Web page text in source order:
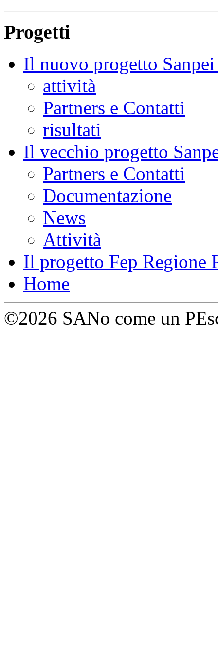
Progetti
Il nuovo progetto
attività
Partners e Contatti
risultati
Il vecchio progetto
Partners e Contatti
Documentazione
News
Attività
Il progetto Fep Regione
Home
©2026 SANo come un